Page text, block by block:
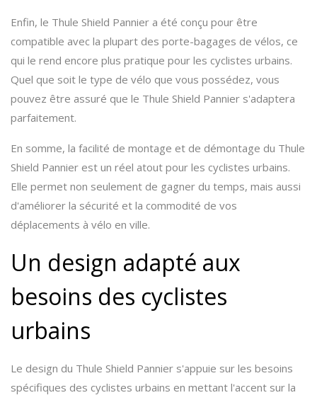
Enfin, le Thule Shield Pannier a été conçu pour être
compatible avec la plupart des porte-bagages de vélos, ce
qui le rend encore plus pratique pour les cyclistes urbains.
Quel que soit le type de vélo que vous possédez, vous
pouvez être assuré que le Thule Shield Pannier s'adaptera
parfaitement.
En somme, la facilité de montage et de démontage du Thule
Shield Pannier est un réel atout pour les cyclistes urbains.
Elle permet non seulement de gagner du temps, mais aussi
d'améliorer la sécurité et la commodité de vos
déplacements à vélo en ville.
Un design adapté aux
besoins des cyclistes
urbains
Le design du Thule Shield Pannier s'appuie sur les besoins
spécifiques des cyclistes urbains en mettant l'accent sur la